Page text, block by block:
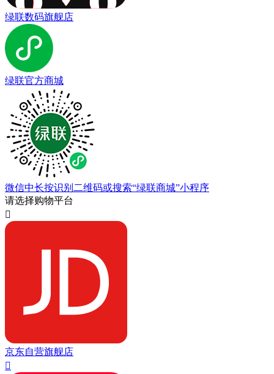
绿联数码旗舰店
绿联官方商城
微信中长按识别二维码或搜索“绿联商城”小程序
请选择购物平台

京东自营旗舰店
